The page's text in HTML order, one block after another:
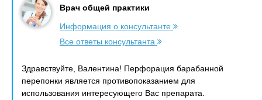
Врач общей практики
Информация о консультанте
Все ответы консультанта
Здравствуйте, Валентина! Перфорация барабанной
перепонки является противопоказанием для
использования интересующего Вас препарата.